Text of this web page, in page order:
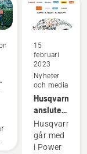
15
februari
2023
Nyheter
och media
Husqvarna
ansluter
sig till
Power for
All
Husqvarna
går med
i Power